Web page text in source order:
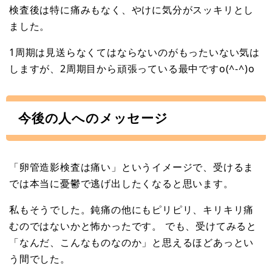
検査後は特に痛みもなく、やけに気分がスッキリとし
ました。
1周期は見送らなくてはならないのがもったいない気は
しますが、2周期目から頑張っている最中ですo(^-^)o
今後の人へのメッセージ
「卵管造影検査は痛い」というイメージで、受けるま
では本当に憂鬱で逃げ出したくなると思います。
私もそうでした。鈍痛の他にもピリピリ、キリキリ痛
むのではないかと怖かったです。 でも、受けてみると
「なんだ、こんなものなのか」と思えるほどあっとい
う間でした。